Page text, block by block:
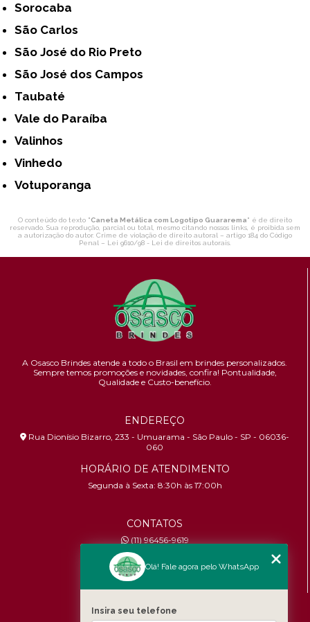
Sorocaba
São Carlos
São José do Rio Preto
São José dos Campos
Taubaté
Vale do Paraíba
Valinhos
Vinhedo
Votuporanga
O conteúdo do texto "Caneta Metálica com Logotipo Guararema" é de direito
reservado. Sua reprodução, parcial ou total, mesmo citando nossos links, é proibida sem
a autorização do autor. Crime de violação de direito autoral – artigo 184 do Código
Penal – Lei 9610/98 - Lei de direitos autorais.
A Osasco Brindes atende a todo o Brasil em brindes personalizados.
Sempre temos promoções e novidades, confira! Pontualidade,
Qualidade e Custo-benefício.
ENDEREÇO
Rua Dionísio Bizarro, 233 - Umuarama - São Paulo - SP - 06036-
060
HORÁRIO DE ATENDIMENTO
Segunda à Sexta: 8:30h às 17:00h
CONTATOS
(11) 96456-9619
contato@osascobrindes.com.br
CNPJ:26.434.153/0001-30
MENU
Olá! Fale agora pelo WhatsApp
Insira seu telefone